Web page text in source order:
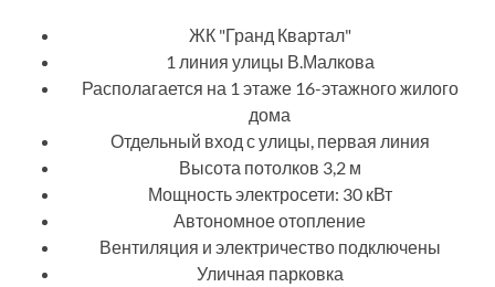
ЖК "Гранд Квартал"
1 линия улицы В.Малкова
Располагается на 1 этаже 16-этажного жилого
дома
Отдельный вход с улицы, первая линия
Высота потолков 3,2 м
Мощность электросети: 30 кВт
Автономное отопление
Вентиляция и электричество подключены
Уличная парковка